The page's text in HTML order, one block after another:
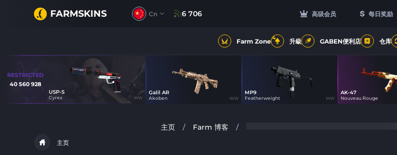
FARMSKINS 高级会员 每日奖励
Cn 6 706
Farm Zone4 升級 GABEN便利店 仓库
RESTRICTED
40 560 928
USP-S
Cyrex MW
Galil AR
Akoben WW 0
MP9
Featherweight MW 19
AK-47
Nouveau Rouge
主页
主页 / Farm 博客 /